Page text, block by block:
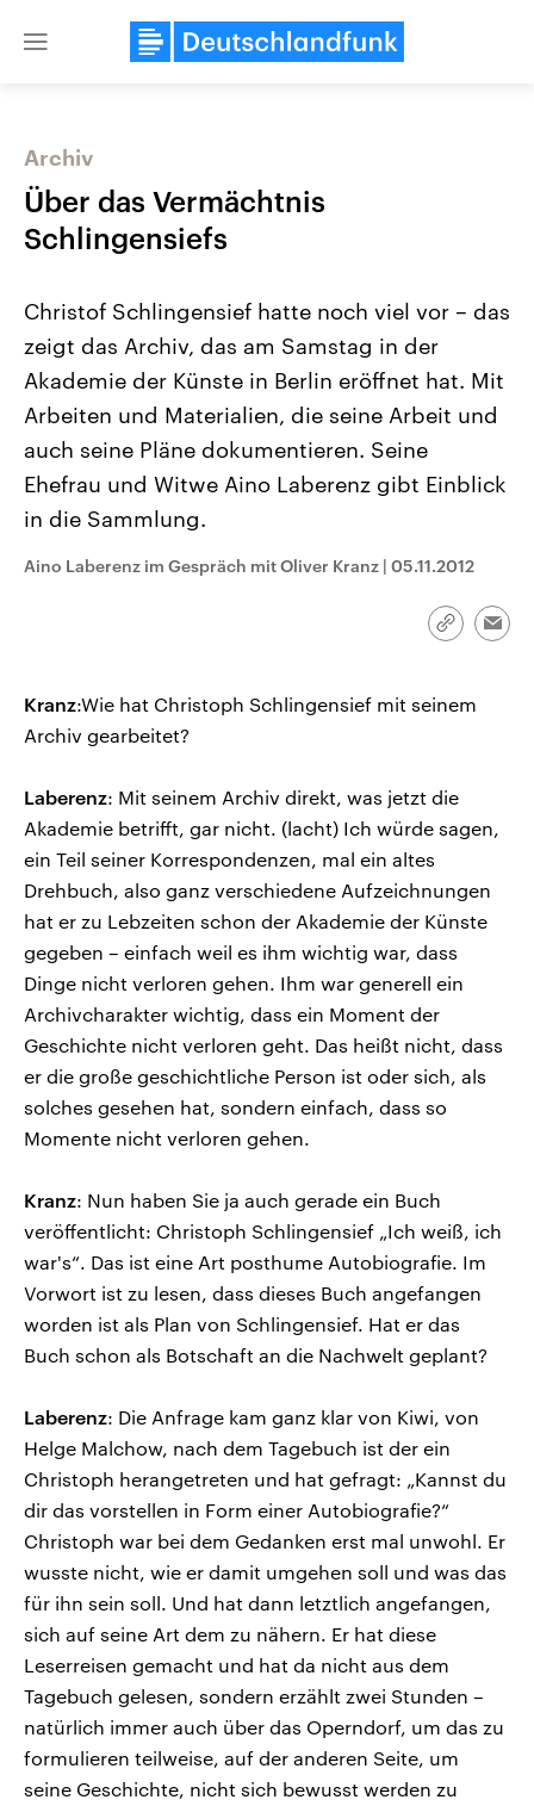
Close
Landtagswahl Sachsen-Anhalt
Alle Informationen
Sachsen-Anhalt wählt am 6.
September 2026 einen neuen
Landtag. Seit 2021 wird das
Bundesland von einer Koalition aus
Umfragen, Prognosen,
USA
Hintergründe
Wirtschaftlich und
gehören die Vereinigten
Archiv
Über das Vermächtnis
Schlingensiefs
Christof Schlingensief hatte noch viel vor – das
zeigt das Archiv, das am Samstag in der
Akademie der Künste in Berlin eröffnet hat. Mit
Arbeiten und Materialien, die seine Arbeit und
auch seine Pläne dokumentieren. Seine
Ehefrau und Witwe Aino Laberenz gibt Einblick
in die Sammlung.
Aino Laberenz im Gespräch mit Oliver Kranz | 05.11.2012
Link
Kranz:Wie hat Christoph Schlingensief mit seinem
Archiv gearbeitet?
Laberenz: Mit seinem Archiv direkt, was jetzt die
Akademie betrifft, gar nicht. (lacht) Ich würde sagen,
ein Teil seiner Korrespondenzen, mal ein altes
Drehbuch, also ganz verschiedene Aufzeichnungen
hat er zu Lebzeiten schon der Akademie der Künste
gegeben – einfach weil es ihm wichtig war, dass
Dinge nicht verloren gehen. Ihm war generell ein
Archivcharakter wichtig, dass ein Moment der
Geschichte nicht verloren geht. Das heißt nicht, dass
er die große geschichtliche Person ist oder sich, als
solches gesehen hat, sondern einfach, dass so
Momente nicht verloren gehen.
Kranz: Nun haben Sie ja auch gerade ein Buch
veröffentlicht: Christoph Schlingensief „Ich weiß, ich
war's“. Das ist eine Art posthume Autobiografie. Im
Vorwort ist zu lesen, dass dieses Buch angefangen
worden ist als Plan von Schlingensief. Hat er das
Buch schon als Botschaft an die Nachwelt geplant?
Laberenz: Die Anfrage kam ganz klar von Kiwi, von
Helge Malchow, nach dem Tagebuch ist der ein
Christoph herangetreten und hat gefragt: „Kannst du
dir das vorstellen in Form einer Autobiografie?“
Christoph war bei dem Gedanken erst mal unwohl. Er
wusste nicht, wie er damit umgehen soll und was das
für ihn sein soll. Und hat dann letztlich angefangen,
sich auf seine Art dem zu nähern. Er hat diese
Leserreisen gemacht und hat da nicht aus dem
Tagebuch gelesen, sondern erzählt zwei Stunden –
natürlich immer auch über das Operndorf, um das zu
formulieren teilweise, auf der anderen Seite, um
seine Geschichte, nicht sich bewusst werden zu